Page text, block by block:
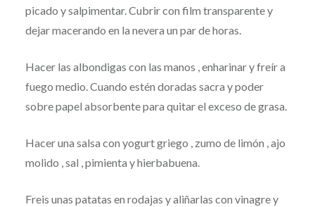
picado y salpimentar. Cubrir con film transparente y
dejar macerando en la nevera un par de horas.
Hacer las albondigas con las manos , enharinar y freír a
fuego medio. Cuando estén doradas sacra y poder
sobre papel absorbente para quitar el exceso de grasa.
Hacer una salsa con yogurt griego , zumo de limón , ajo
molido , sal , pimienta y hierbabuena.
Freis unas patatas en rodajas y aliñarlas con vinagre y